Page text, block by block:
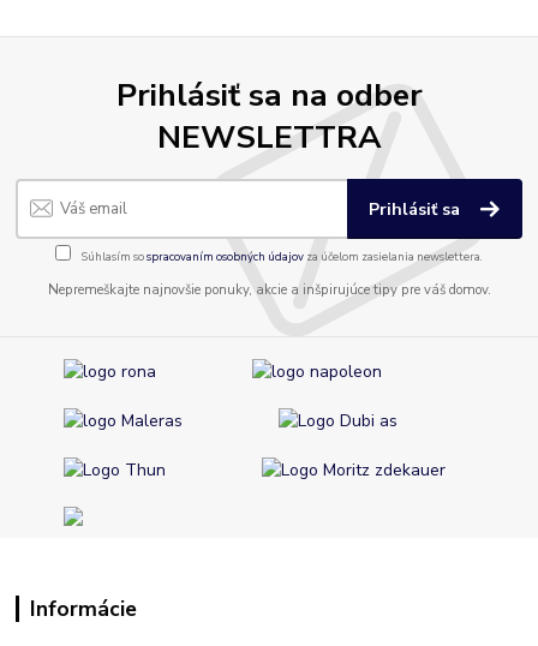
Prihlásiť sa na odber
NEWSLETTRA
Prihlásiť sa
Súhlasím sospracovaním osobných údajov za účelom zasielania newslettera.
Nepremeškajte najnovšie ponuky, akcie a inšpirujúce tipy pre váš domov.
Informácie